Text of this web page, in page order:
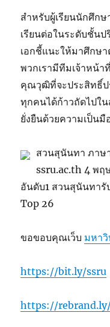
สำหรับผู้เรียนนักศึก
เรียนต่อในระดับชั้
เอกชี้แนะให้มาศึกษ
พวกเรามีทีมเจ้าหน้า
คุณวุฒิที่จะประสิทธิ์ป
ทุกคนได้ก้าวถัดไปใ
ยั่งยืนด้วยความเป็นมื
สวนสุนันทา ภาษ
ssru.ac.th 4 พฤ
อันดับ1 สวนสุนันทา
Top 26
ขอขอบคุณเว็บ มหา
https://bit.ly/ssru
https://